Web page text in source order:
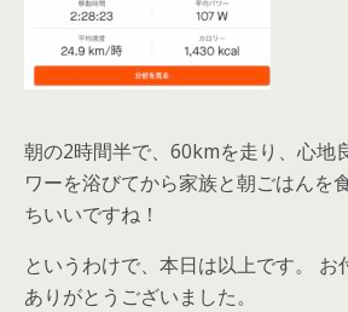
朝の2時間半で、60kmを走り、心地
ワーを浴びてから家族と朝ごはんを
ちいいですね！
というわけで、本日は以上です。 お
ありがとうございました。